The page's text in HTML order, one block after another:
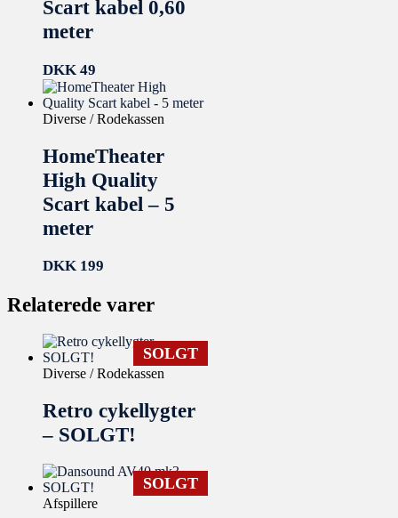
Scart kabel 0,60
meter
DKK 49
Diverse / Rodekassen
HomeTheater
High Quality
Scart kabel – 5
meter
DKK 199
Relaterede varer
SOLGT
Diverse / Rodekassen
Retro cykellygter
– SOLGT!
SOLGT
Afspillere